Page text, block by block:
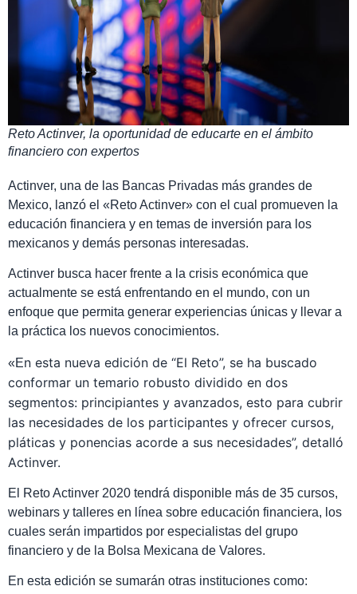
Reto Actinver, la oportunidad de educarte en el ámbito
financiero con expertos
Actinver, una de las Bancas Privadas más grandes de
Mexico, lanzó el «Reto Actinver» con el cual promueven la
educación financiera y en temas de inversión para los
mexicanos y demás personas interesadas.
Actinver busca hacer frente a la crisis económica que
actualmente se está enfrentando en el mundo, con un
enfoque que permita generar experiencias únicas y llevar a
la práctica los nuevos conocimientos.
«En esta nueva edición de “El Reto”, se ha buscado
conformar un temario robusto dividido en dos
segmentos: principiantes y avanzados, esto para cubrir
las necesidades de los participantes y ofrecer cursos,
pláticas y ponencias acorde a sus necesidades”, detalló
Actinver.
El Reto Actinver 2020 tendrá disponible más de 35 cursos,
webinars y talleres en línea sobre educación financiera, los
cuales serán impartidos por especialistas del grupo
financiero y de la Bolsa Mexicana de Valores.
En esta edición se sumarán otras instituciones como: